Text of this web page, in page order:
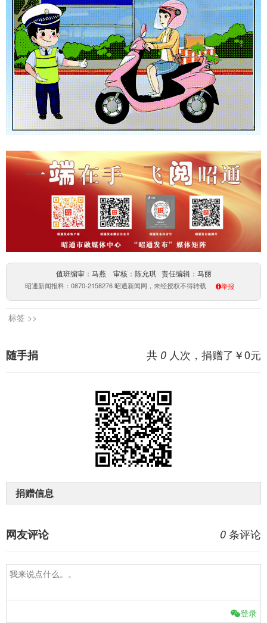
值班编审：马燕 审核：陈允琪 责任编辑：马丽
昭通新闻报料：0870-2158276 昭通新闻网，未经授权不得转载 举报
标签 >>
共 0 人次，捐赠了￥0元
随手捐
捐赠信息
0 条评论
网友评论
登录